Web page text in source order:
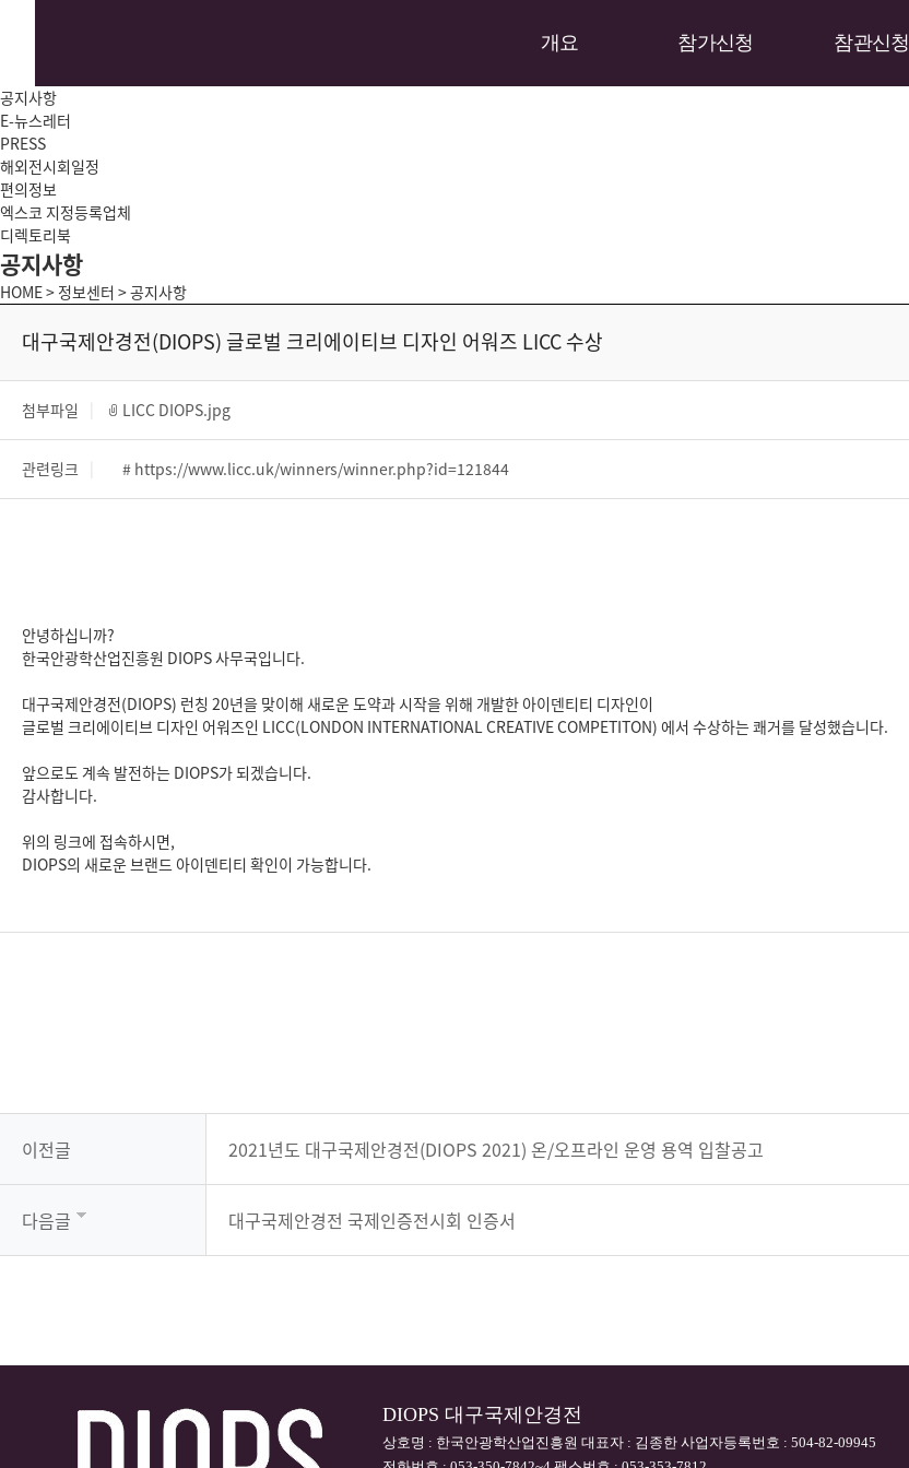
개요 참가신청 참관신청
공지사항
E-뉴스레터
PRESS
해외전시회일정
편의정보
엑스코 지정등록업체
디렉토리북
공지사항
HOME > 정보센터 > 공지사항
대구국제안경전(DIOPS) 글로벌 크리에이티브 디자인 어워즈 LICC 수상
첨부파일 LICC DIOPS.jpg
관련링크 # https://www.licc.uk/winners/winner.php?id=121844
안녕하십니까?
한국안광학산업진흥원 DIOPS 사무국입니다.
대구국제안경전(DIOPS) 런칭 20년을 맞이해 새로운 도약과 시작을 위해 개발한 아이덴티티 디자인이
글로벌 크리에이티브 디자인 어워즈인 LICC(LONDON INTERNATIONAL CREATIVE COMPETITON) 에서 수상하는 쾌거를 달성했습니다.
앞으로도 계속 발전하는 DIOPS가 되겠습니다.
감사합니다.
위의 링크에 접속하시면,
DIOPS의 새로운 브랜드 아이덴티티 확인이 가능합니다.
이전글 2021년도 대구국제안경전(DIOPS 2021) 온/오프라인 운영 용역 입찰공고
다음글 대구국제안경전 국제인증전시회 인증서
DIOPS 대구국제안경전
상호명 : 한국안광학산업진흥원 대표자 : 김종한 사업자등록번호 : 504-82-09945